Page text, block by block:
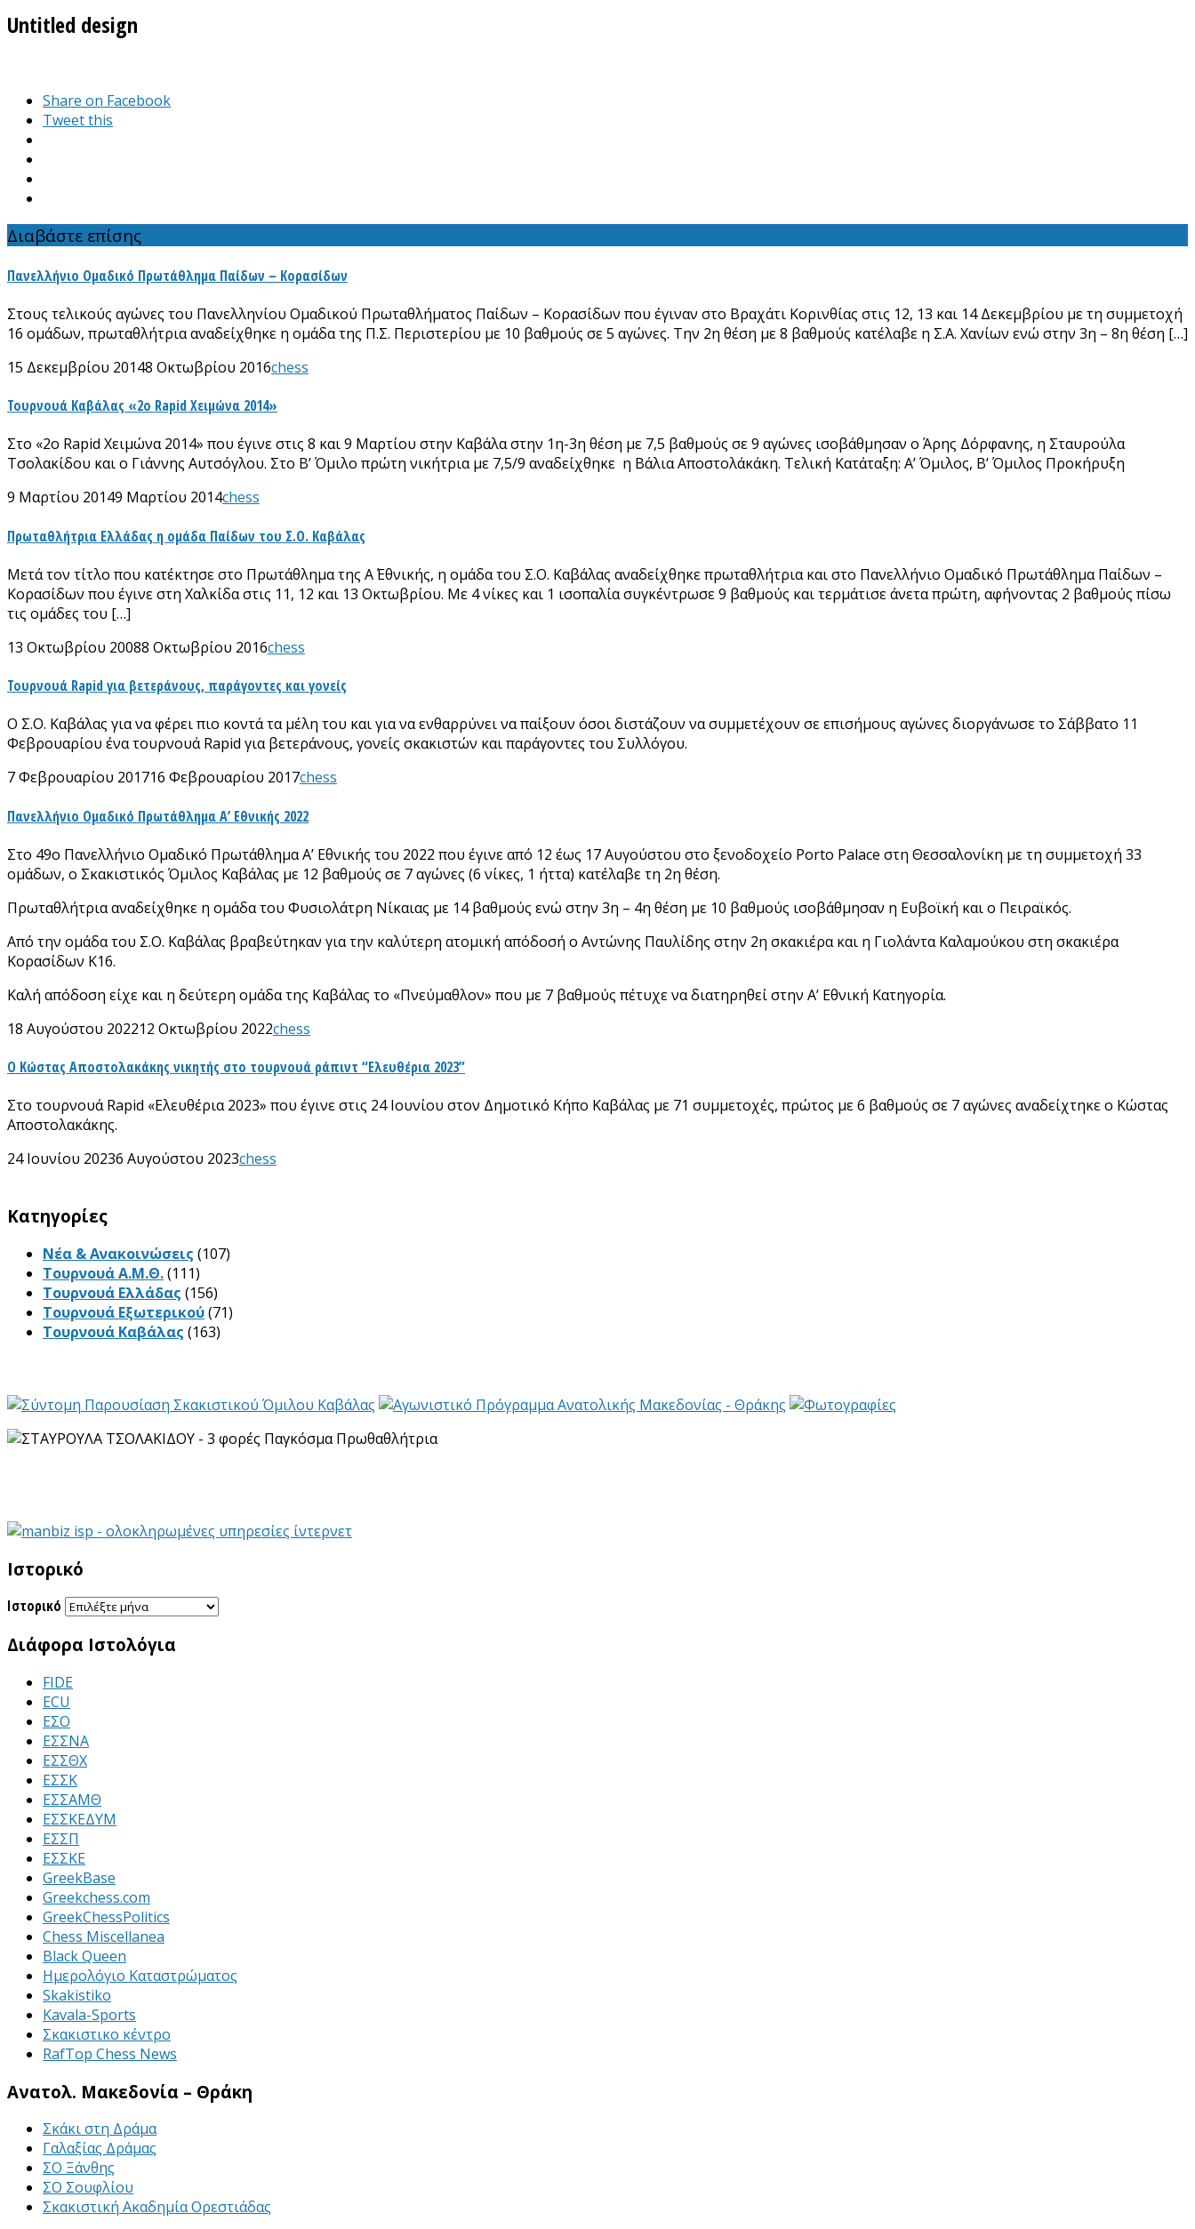
Untitled design
Share on Facebook
Tweet this
Διαβάστε επίσης
Πανελλήνιο Ομαδικό Πρωτάθλημα Παίδων – Κορασίδων
Στους τελικούς αγώνες του Πανελληνίου Ομαδικού Πρωταθλήματος Παίδων – Κορασίδων που έγιναν στο Βραχάτι Κορινθίας στις 12, 13 και 14 Δεκεμβρίου με τη συμμετοχή
16 ομάδων, πρωταθλήτρια αναδείχθηκε η ομάδα της Π.Σ. Περιστερίου με 10 βαθμούς σε 5 αγώνες. Την 2η θέση με 8 βαθμούς κατέλαβε η Σ.Α. Χανίων ενώ στην 3η – 8η θέση […]
15 Δεκεμβρίου 20148 Οκτωβρίου 2016chess
Τουρνουά Καβάλας «2ο Rapid Χειμώνα 2014»
Στο «2ο Rapid Χειμώνα 2014» που έγινε στις 8 και 9 Μαρτίου στην Καβάλα στην 1η-3η θέση με 7,5 βαθμούς σε 9 αγώνες ισοβάθμησαν ο Άρης Δόρφανης, η Σταυρούλα
Τσολακίδου και ο Γιάννης Αυτσόγλου. Στο Β’ Όμιλο πρώτη νικήτρια με 7,5/9 αναδείχθηκε η Βάλια Αποστολάκάκη. Τελική Κατάταξη: Α’ Όμιλος, Β’ Όμιλος Προκήρυξη
9 Μαρτίου 20149 Μαρτίου 2014chess
Πρωταθλήτρια Ελλάδας η ομάδα Παίδων του Σ.Ο. Καβάλας
Μετά τον τίτλο που κατέκτησε στο Πρωτάθλημα της Α΄ Εθνικής, η ομάδα του Σ.Ο. Καβάλας αναδείχθηκε πρωταθλήτρια και στο Πανελλήνιο Ομαδικό Πρωτάθλημα Παίδων –
Κορασίδων που έγινε στη Χαλκίδα στις 11, 12 και 13 Οκτωβρίου. Με 4 νίκες και 1 ισοπαλία συγκέντρωσε 9 βαθμούς και τερμάτισε άνετα πρώτη, αφήνοντας 2 βαθμούς πίσω
τις ομάδες του […]
13 Οκτωβρίου 20088 Οκτωβρίου 2016chess
Τουρνουά Rapid για βετεράνους, παράγοντες και γονείς
Ο Σ.Ο. Καβάλας για να φέρει πιο κοντά τα μέλη του και για να ενθαρρύνει να παίξουν όσοι διστάζουν να συμμετέχουν σε επισήμους αγώνες διοργάνωσε το Σάββατο 11
Φεβρουαρίου ένα τουρνουά Rapid για βετεράνους, γονείς σκακιστών και παράγοντες του Συλλόγου.
7 Φεβρουαρίου 201716 Φεβρουαρίου 2017chess
Πανελλήνιο Ομαδικό Πρωτάθλημα Α’ Εθνικής 2022
Στο 49ο Πανελλήνιο Ομαδικό Πρωτάθλημα Α’ Εθνικής του 2022 που έγινε από 12 έως 17 Αυγούστου στο ξενοδοχείο Porto Palace στη Θεσσαλονίκη με τη συμμετοχή 33
ομάδων, ο Σκακιστικός Όμιλος Καβάλας με 12 βαθμούς σε 7 αγώνες (6 νίκες, 1 ήττα) κατέλαβε τη 2η θέση.
Πρωταθλήτρια αναδείχθηκε η ομάδα του Φυσιολάτρη Νίκαιας με 14 βαθμούς ενώ στην 3η – 4η θέση με 10 βαθμούς ισοβάθμησαν η Ευβοϊκή και ο Πειραϊκός.
Από την ομάδα του Σ.Ο. Καβάλας βραβεύτηκαν για την καλύτερη ατομική απόδοσή ο Αντώνης Παυλίδης στην 2η σκακιέρα και η Γιολάντα Καλαμούκου στη σκακιέρα
Κορασίδων Κ16.
Καλή απόδοση είχε και η δεύτερη ομάδα της Καβάλας το «Πνεύμαθλον» που με 7 βαθμούς πέτυχε να διατηρηθεί στην Α’ Εθνική Κατηγορία.
18 Αυγούστου 202212 Οκτωβρίου 2022chess
Ο Κώστας Αποστολακάκης νικητής στο τουρνουά ράπιντ “Ελευθέρια 2023”
Στο τουρνουά Rapid «Ελευθέρια 2023» που έγινε στις 24 Ιουνίου στον Δημοτικό Κήπο Καβάλας με 71 συμμετοχές, πρώτος με 6 βαθμούς σε 7 αγώνες αναδείχτηκε ο Κώστας
Αποστολακάκης.
24 Ιουνίου 20236 Αυγούστου 2023chess
Kατηγορίες
Νέα & Ανακοινώσεις (107)
Τουρνουά Α.Μ.Θ.(111)
Τουρνουά Ελλάδας (156)
Τουρνουά Εξωτερικού(71)
Τουρνουά Καβάλας (163)
Ιστορικό
Ιστορικό
Διάφορα Ιστολόγια
FIDE
ECU
ΕΣΟ
ΕΣΣΝΑ
ΕΣΣΘΧ
ΕΣΣΚ
ΕΣΣΑΜΘ
ΕΣΣΚΕΔΥΜ
ΕΣΣΠ
ΕΣΣΚΕ
GreekBase
Greekchess.com
GreekChessPolitics
Chess Miscellanea
Black Queen
Ημερολόγιο Καταστρώματος
Skakistiko
Kavala-Sports
Σκακιστικο κέντρο
RafTop Chess News
Ανατολ. Μακεδονία – Θράκη
Σκάκι στη Δράμα
Γαλαξίας Δράμας
ΣΟ Ξάνθης
ΣΟ Σουφλίου
Σκακιστική Ακαδημία Ορεστιάδας